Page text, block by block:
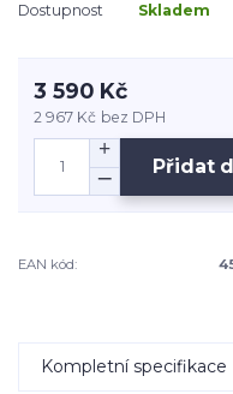
Dostupnost Skladem
3 590 Kč
2 967 Kč bez DPH
Přidat
EAN kód:
Kompletní specifikace